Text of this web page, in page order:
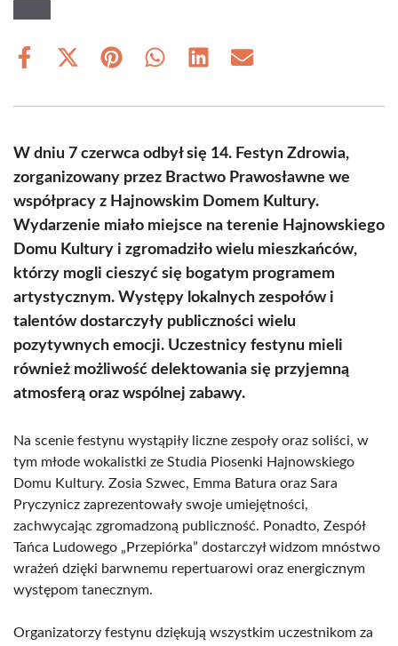
Share
Share
(Twitter)
Share Share Share Share
W dniu 7 czerwca odbył się 14. Festyn Zdrowia,
zorganizowany przez Bractwo Prawosławne we
współpracy z Hajnowskim Domem Kultury.
Wydarzenie miało miejsce na terenie Hajnowskiego
Domu Kultury i zgromadziło wielu mieszkańców,
którzy mogli cieszyć się bogatym programem
artystycznym. Występy lokalnych zespołów i
talentów dostarczyły publiczności wielu
pozytywnych emocji. Uczestnicy festynu mieli
również możliwość delektowania się przyjemną
atmosferą oraz wspólnej zabawy.
Na scenie festynu wystąpiły liczne zespoły oraz soliści, w
tym młode wokalistki ze Studia Piosenki Hajnowskiego
Domu Kultury. Zosia Szwec, Emma Batura oraz Sara
Pryczynicz zaprezentowały swoje umiejętności,
zachwycając zgromadzoną publiczność. Ponadto, Zespół
Tańca Ludowego „Przepiórka” dostarczył widzom mnóstwo
wrażeń dzięki barwnemu repertuarowi oraz energicznym
występom tanecznym.
Organizatorzy festynu dziękują wszystkim uczestnikom za